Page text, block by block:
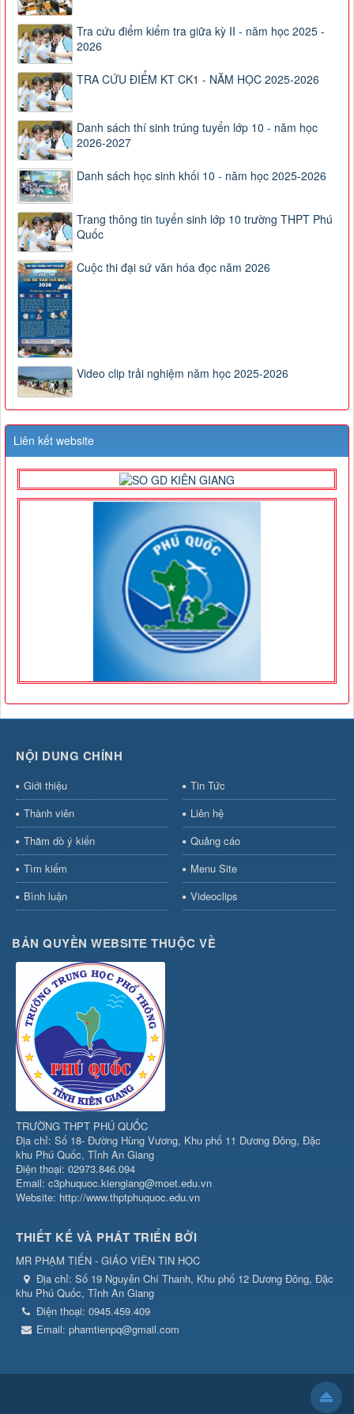
Tra cứu điểm kiểm tra giữa kỳ II - năm học 2025 -
2026
TRA CỨU ĐIỂM KT CK1 - NĂM HỌC 2025-2026
Danh sách thí sinh trúng tuyển lớp 10 - năm học
2026-2027
Danh sách học sinh khối 10 - năm học 2025-2026
Trang thông tin tuyển sinh lớp 10 trường THPT Phú
Quốc
Cuộc thi đại sứ văn hóa đọc năm 2026
Video clip trải nghiệm năm học 2025-2026
Liên kết website
NỘI DUNG CHÍNH
Giới thiệu
Tin Tức
Thành viên
Liên hệ
Thăm dò ý kiến
Quảng cáo
Tìm kiếm
Menu Site
Bình luận
Videoclips
BẢN QUYỀN WEBSITE THUỘC VỀ
TRƯỜNG THPT PHÚ QUỐC
Địa chỉ: Số 18- Đường Hùng Vương, Khu phố 11 Dương Đông, Đặc
khu Phú Quốc, Tỉnh An Giang
Điện thoại: 02973.846.094
Email: c3phuquoc.kiengiang@moet.edu.vn
Website: http://www.thptphuquoc.edu.vn
THIẾT KẾ VÀ PHÁT TRIỂN BỞI
MR PHẠM TIẾN - GIÁO VIÊN TIN HỌC
Địa chỉ: Số 19 Nguyễn Chí Thanh, Khu phố 12 Dương Đông, Đặc
khu Phú Quốc, Tỉnh An Giang
Điện thoại: 0945.459.409
Email: phamtienpq@gmail.com